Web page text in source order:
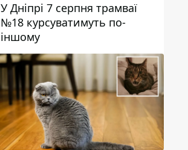
У Дніпрі 7 серпня трамваї
№18 курсуватимуть по-
іншому